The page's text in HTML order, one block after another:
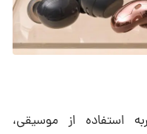
استفاده از موسیقی،